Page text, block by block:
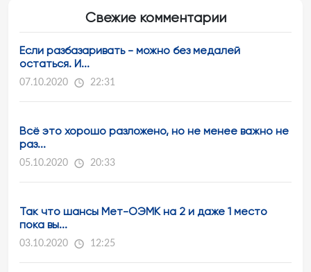
Свежие комментарии
Если разбазаривать - можно без медалей
остаться. И...
07.10.2020 22:31
Всё это хорошо разложено, но не менее важно не
раз...
05.10.2020 20:33
Так что шансы Мет-ОЭМК на 2 и даже 1 место
пока вы...
03.10.2020 12:25